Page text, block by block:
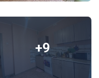
+9